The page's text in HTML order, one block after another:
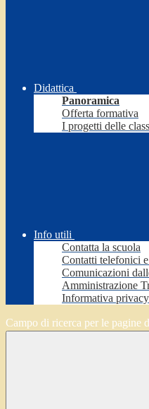
Didattica
Panoramica
Offerta formativa
I progetti delle
Info utili
Contatta la scuola
Contatti telefonici
Comunicazioni
Amministrazione
Informativa privacy
Campo di ricerca per le pagine